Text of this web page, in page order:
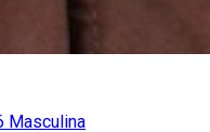
Masculina